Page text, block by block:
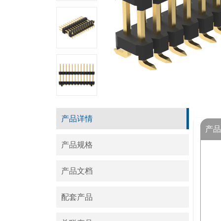
产品详情
产品规格
产品文档
配套产品
产